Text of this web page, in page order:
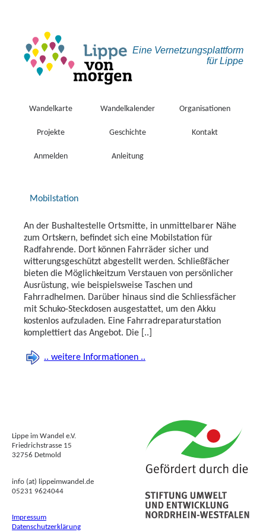
Eine Vernetzungs­plattform
für Lippe
Wandelkarte Wandelkalender Organisationen
Projekte Geschichte Kontakt
Anmelden Anleitung
Mobilstation
An der Bushaltestelle Ortsmitte, in unmittelbarer Nähe
zum Ortskern, befindet sich eine Mobilstation für
Radfahrende. Dort können Fahrräder sicher und
witterungsgeschützt abgestellt werden. Schließfächer
bieten die Möglichkeitzum Verstauen von persönlicher
Ausrüstung, wie beispielsweise Taschen und
Fahrradhelmen. Darüber hinaus sind die Schliessfächer
mit Schuko-Steckdosen ausgestattet, um den Akku
kostenlos aufzuladen. Eine Fahrradreparaturstation
komplettiert das Angebot. Die [..]
.. weitere Informationen ..
Lippe im Wandel e.V.
Friedrichstrasse 15
32756 Detmold
info (at) lippeimwandel.de
05231 9624044
Impressum
Datenschutzerklärung